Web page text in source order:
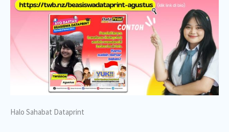
Halo Sahabat Dataprint